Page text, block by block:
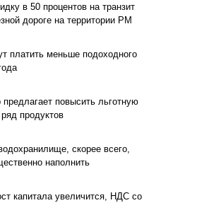
в 50 процентов на транзит
дороге на территории РМ
платить меньше подоходного
предлагает повысить льготную
продуктов
скорее всего,
наполнить
капитала увеличится, НДС со